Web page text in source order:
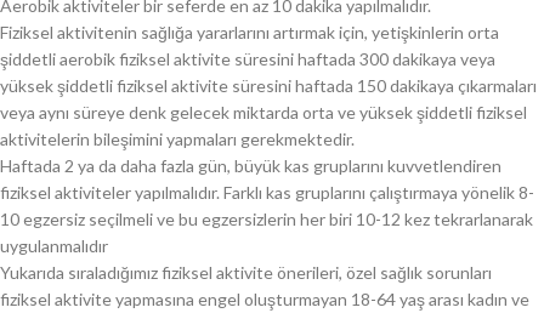
Aerobik aktiviteler bir seferde en az 10 dakika yapılmalıdır.
Fiziksel aktivitenin sağlığa yararlarını artırmak için, yetişkinlerin orta
şiddetli aerobik fiziksel aktivite süresini haftada 300 dakikaya veya
yüksek şiddetli fiziksel aktivite süresini haftada 150 dakikaya çıkarmaları
veya aynı süreye denk gelecek miktarda orta ve yüksek şiddetli fiziksel
aktivitelerin bileşimini yapmaları gerekmektedir.
Haftada 2 ya da daha fazla gün, büyük kas gruplarını kuvvetlendiren
fiziksel aktiviteler yapılmalıdır. Farklı kas gruplarını çalıştırmaya yönelik 8-
10 egzersiz seçilmeli ve bu egzersizlerin her biri 10-12 kez tekrarlanarak
uygulanmalıdır
Yukarıda sıraladığımız fiziksel aktivite önerileri, özel sağlık sorunları
fiziksel aktivite yapmasına engel oluşturmayan 18-64 yaş arası kadın ve